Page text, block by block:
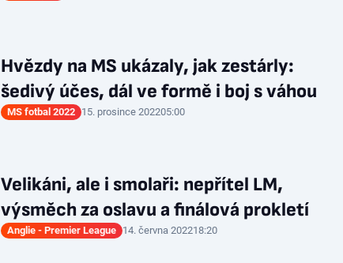
Hvězdy na MS ukázaly, jak zestárly:
šedivý účes, dál ve formě i boj s váhou
MS fotbal 2022 15. prosince 202205:00
Velikáni, ale i smolaři: nepřítel LM,
výsměch za oslavu a finálová prokletí
Anglie - Premier League 14. června 202218:20